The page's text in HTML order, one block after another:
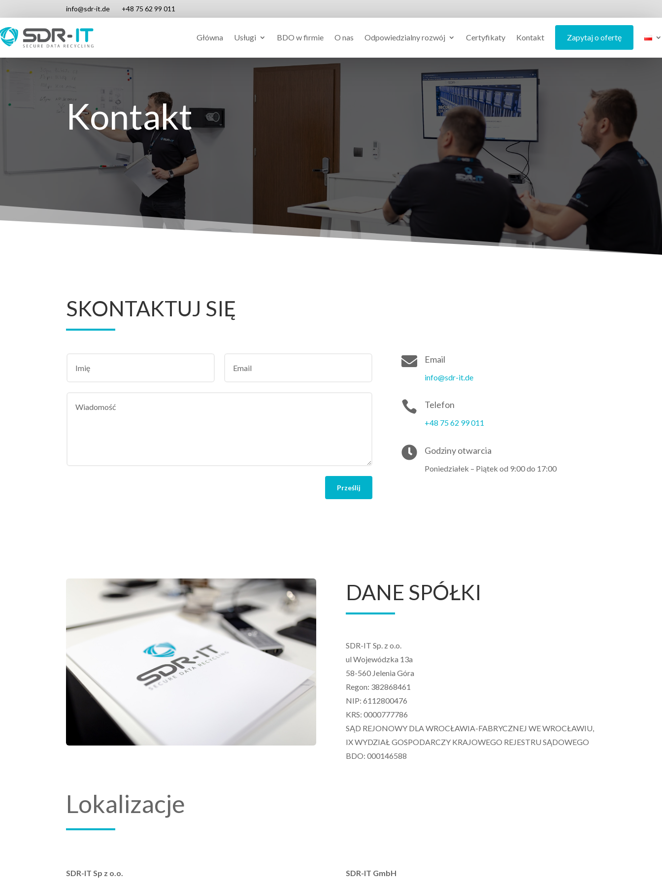
info@sdr-it.de +48 75 62 99 011
Główna Usługi BDO w firmie O nas Odpowiedzialny rozwój Certyfikaty Kontakt Zapytaj o ofertę
Kontakt
SKONTAKTUJ SIĘ
Prześlij
 Email
info@sdr-it.de
 Telefon
+48 75 62 99 011
 Godziny otwarcia
Poniedziałek – Piątek od 9:00 do 17:00
DANE SPÓŁKI
SDR-IT Sp. z o.o.
ul Wojewódzka 13a
58-560 Jelenia Góra
Regon: 382868461
NIP: 6112800476
KRS: 0000777786
SĄD REJONOWY DLA WROCŁAWIA-FABRYCZNEJ WE WROCŁAWIU,
IX WYDZIAŁ GOSPODARCZY KRAJOWEGO REJESTRU SĄDOWEGO
BDO: 000146588
Lokalizacje
SDR-IT Sp z o.o.
SDR-IT GmbH